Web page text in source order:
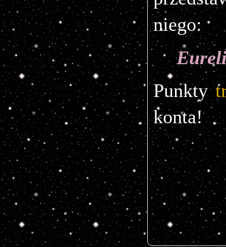
niego:
Punkty
konta!